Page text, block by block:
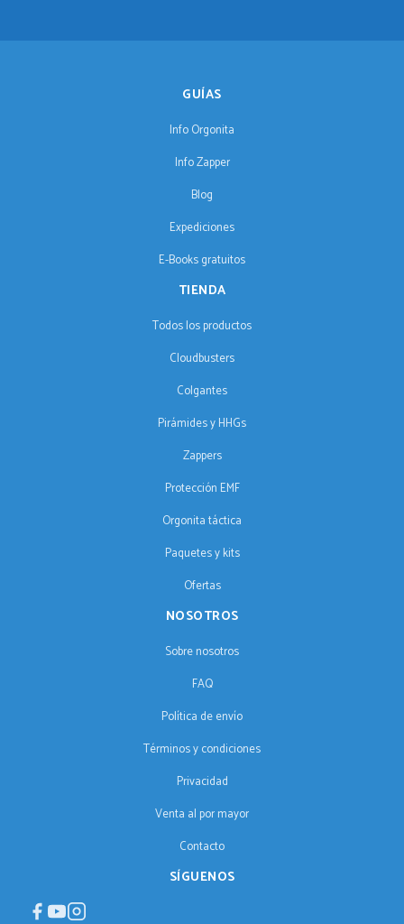
GUÍAS
Info Orgonita
Info Zapper
Blog
Expediciones
E-Books gratuitos
TIENDA
Todos los productos
Cloudbusters
Colgantes
Pirámides y HHGs
Zappers
Protección EMF
Orgonita táctica
Paquetes y kits
Ofertas
NOSOTROS
Sobre nosotros
FAQ
Política de envío
Términos y condiciones
Privacidad
Venta al por mayor
Contacto
SÍGUENOS